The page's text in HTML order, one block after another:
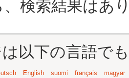
検索結果はあ
以下の言語で
English suomi français
magyar